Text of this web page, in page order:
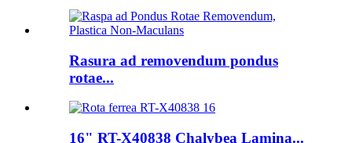
Rasura ad removendum pondus
rotae...
16" RT-X40838 Chalybea Lamina...